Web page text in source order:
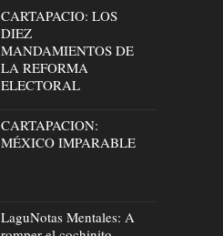
CARTAPACIO: LOS
DIEZ
MANDAMIENTOS DE
LA REFORMA
ELECTORAL
CARTAPACION:
MÉXICO IMPARABLE
LaguNotas Mentales: A